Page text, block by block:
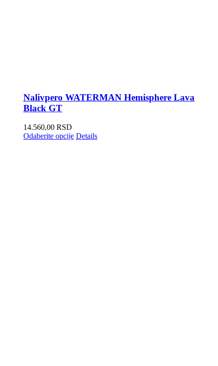
Nalivpero WATERMAN Hemisphere Lava
Black GT
14.560,00 RSD
Odaberite opcije Details